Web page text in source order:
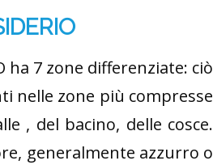
ha 7 zone differenziate: ciò
nelle zone più compresse
, del bacino, delle cosce.
generalmente azzurro o